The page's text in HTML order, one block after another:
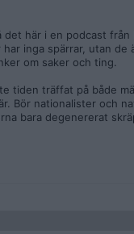
det här i en podcast
har inga spärrar, utan
om saker och ting.
tiden träffat på både
Bör nationalister och
bara degenererat